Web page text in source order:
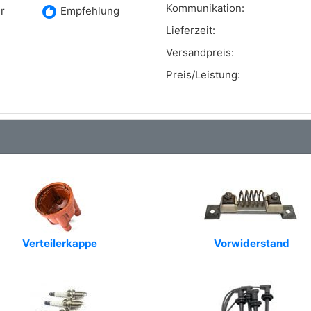
recommend Empfehlung Kommunikation:
Lieferzeit:
Versandpreis:
Preis/Leistung:
Verteilerkappe Vorwiderstand